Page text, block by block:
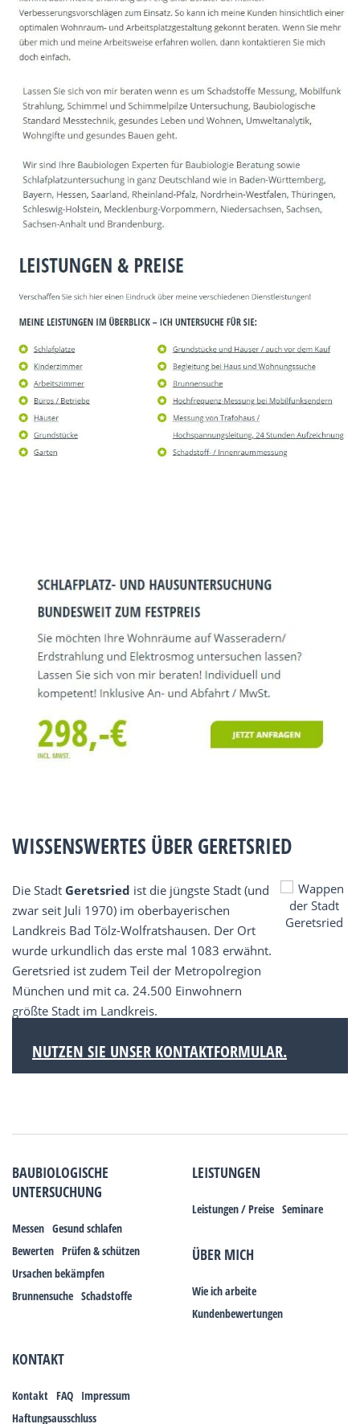
WISSENSWERTES ÜBER GERETSRIED
Die Stadt Geretsried ist die jüngste Stadt (und
zwar seit Juli 1970) im oberbayerischen
Landkreis Bad Tölz-Wolfratshausen. Der Ort
wurde urkundlich das erste mal 1083 erwähnt.
Geretsried ist zudem Teil der Metropolregion
München und mit ca. 24.500 Einwohnern
größte Stadt im Landkreis.
NUTZEN SIE UNSER KONTAKTFORMULAR.
BAUBIOLOGISCHE
UNTERSUCHUNG
Messen Gesund schlafen
Bewerten Prüfen & schützen
Ursachen bekämpfen
Brunnensuche Schadstoffe
LEISTUNGEN
Leistungen / Preise Seminare
ÜBER MICH
Wie ich arbeite
Kundenbewertungen
KONTAKT
Kontakt FAQ Impressum
Haftungsausschluss